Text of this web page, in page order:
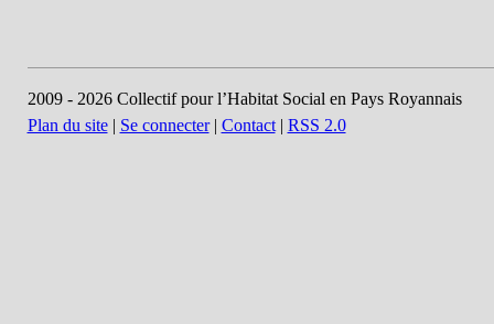
2009 - 2026 Collectif pour l’Habitat Social en Pays Royannais
Plan du site| Se connecter| Contact| RSS 2.0